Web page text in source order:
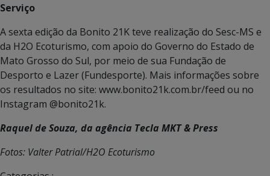
Serviço
A sexta edição da Bonito 21K teve realização do Sesc-MS e
da H2O Ecoturismo, com apoio do Governo do Estado de
Mato Grosso do Sul, por meio de sua Fundação de
Desporto e Lazer (Fundesporte). Mais informações sobre
os resultados no site: www.bonito21k.com.br/feed ou no
Instagram @bonito21k.
Raquel de Souza, da agência Tecla MKT & Press
Fotos: Valter Patrial/H2O Ecoturismo